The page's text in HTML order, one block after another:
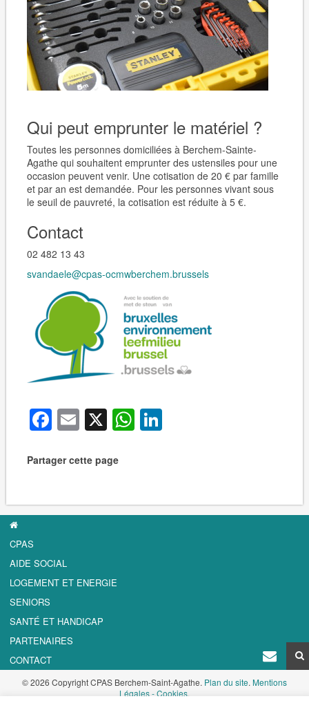
Qui peut emprunter le matériel ?
Toutes les personnes domiciliées à Berchem-Sainte-
Agathe qui souhaitent emprunter des ustensiles pour une
occasion peuvent venir. Une cotisation de 20 € par famille
et par an est demandée. Pour les personnes vivant sous
le seuil de pauvreté, la cotisation est réduite à 5 €.
Contact
02 482 13 43
svandaele@cpas-ocmwberchem.brussels
Facebook
Email
X WhatsApp
LinkedIn
Partager cette page
CPAS
AIDE SOCIAL
LOGEMENT ET ENERGIE
SENIORS
SANTÉ ET HANDICAP
PARTENAIRES
CONTACT
© 2026 Copyright CPAS Berchem-Saint-Agathe. Plan du site. Mentions
Légales - Cookies.